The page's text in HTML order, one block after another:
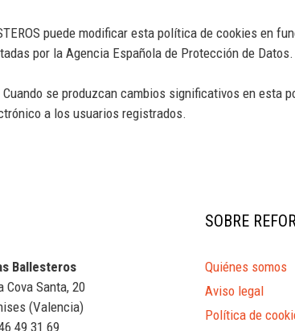
puede modificar esta política de cookies en
por la Agencia Española de Protección de Datos.
se produzcan cambios significativos en esta
a los usuarios registrados.
Ballesteros
Cova Santa, 20
(Valencia)
49 31 69
SOBRE
Quiénes somos
Aviso legal
Política de